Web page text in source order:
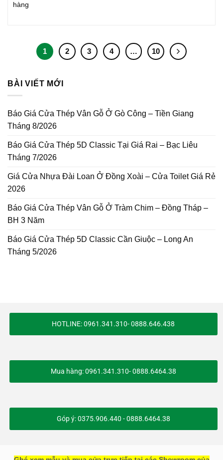
hàng
1 2 3 4 … 10
BÀI VIẾT MỚI
Báo Giá Cửa Thép Vân Gỗ Ở Gò Công – Tiền Giang
Tháng 8/2026
Báo Giá Cửa Thép 5D Classic Tại Giá Rai – Bạc Liêu
Tháng 7/2026
Giá Cửa Nhựa Đài Loan Ở Đồng Xoài – Cửa Toilet Giá Rẻ
2026
Báo Giá Cửa Thép Vân Gỗ Ở Tràm Chim – Đồng Tháp –
BH 3 Năm
Báo Giá Cửa Thép 5D Classic Cần Giuộc – Long An
Tháng 5/2026
HOTLINE: 0961.341.310- 0888.646.438
Mua hàng: 0961.341.310- 0888.6464.38
Góp ý: 0375.906.440 - 0888.6464.38